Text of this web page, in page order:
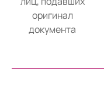
оригинал
документа